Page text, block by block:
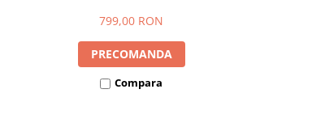
799,00 RON
PRECOMANDA
Compara